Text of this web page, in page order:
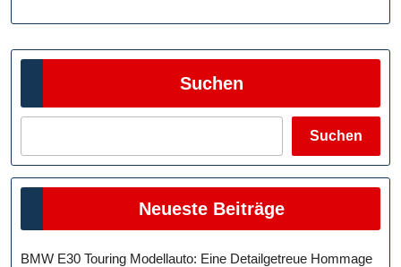
Suchen
Suchen
Neueste Beiträge
BMW E30 Touring Modellauto: Eine Detailgetreue Hommage